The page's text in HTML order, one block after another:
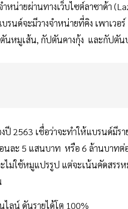
ายผ่านทางเว็บไซต์ลาซาด้า
ด์จะมีวางจำหน่ายที่คิง เพาเวอร์
นหมูเส้น, กัปตันคางกุ้ง และกัปตัน
2563 เชื่อว่าจะทำให้แบรนด์มีร
นละ 5 แสนบาท หรือ 6 ล้านบาทต่
ม่ใช้หมูแปรรูป แต่จะเน้นคัดสรร